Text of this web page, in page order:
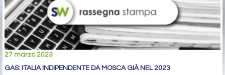
27 marzo 2023
GAS: ITALIA INDIPENDENTE DA MOSCA GIÀ NEL 2023